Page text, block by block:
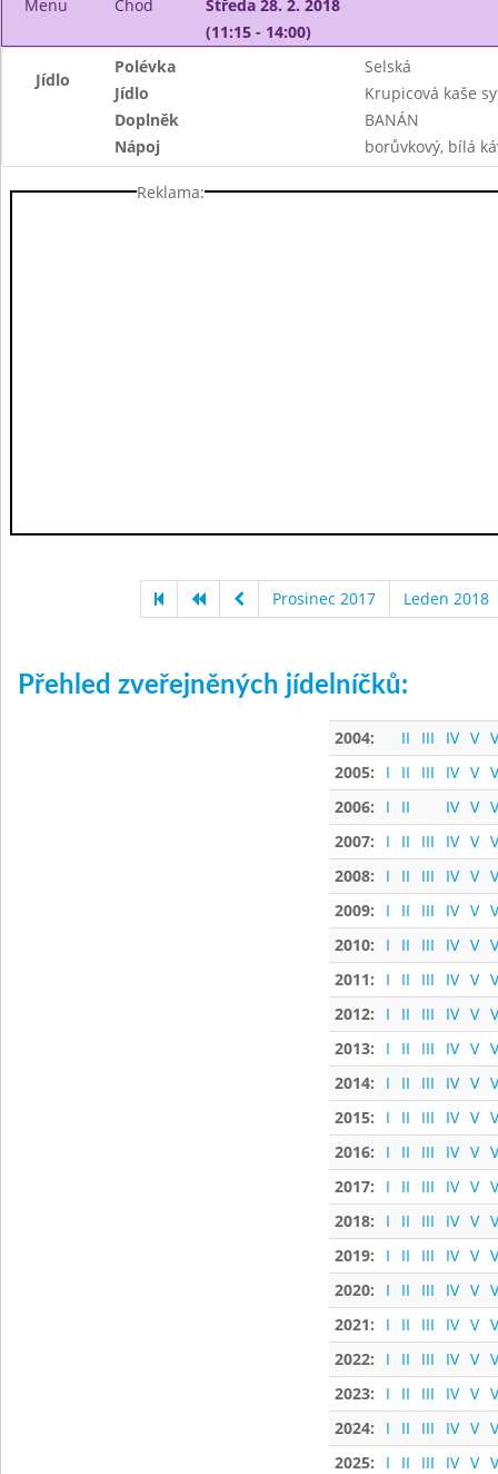
Menu Chod
Středa 28. 2. 2018
(11:15 - 14:00)
Jídlo
Polévka
Selská
Jídlo
Krupicová kaše
Doplněk
BANÁN
Nápoj
borůvkový, bílá
Reklama:
Prosinec 2017 Leden 2018
Přehled zveřejněných jídelníčků:
2004: II III IV V
2005:
I II III IV V
2006:
I II IV V
2007:
I II III IV V
2008:
I II III IV V
2009:
I II III IV V
2010:
I II III IV V
2011:
I II III IV V
2012:
I II III IV V
2013:
I II III IV V
2014:
I II III IV V
2015:
I II III IV V
2016:
I II III IV V
2017:
I II III IV V
2018:
I II III IV V
2019:
I II III IV V
2020:
I II III IV V
2021:
I II III IV V
2022:
I II III IV V
2023:
I II III IV V
2024:
I II III IV V
2025:
I II III IV V